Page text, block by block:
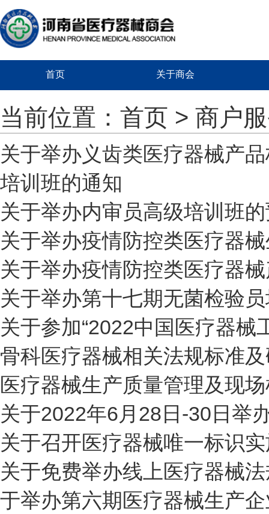
首页 关于商会
当前位置： 首页 > 商户
关于举办义齿类医疗器械产
培训班的通知
关于举办内审员高级培训班
关于举办疫情防控类医疗器
关于举办疫情防控类医疗器
关于举办第十七期无菌检验
关于参加“2022中国医疗器械
骨科医疗器械相关法规标准
医疗器械生产质量管理及现
关于2022年6月28日-30日举
关于召开医疗器械唯一标识
关于免费举办线上医疗器械
于举办第六期医疗器械生产